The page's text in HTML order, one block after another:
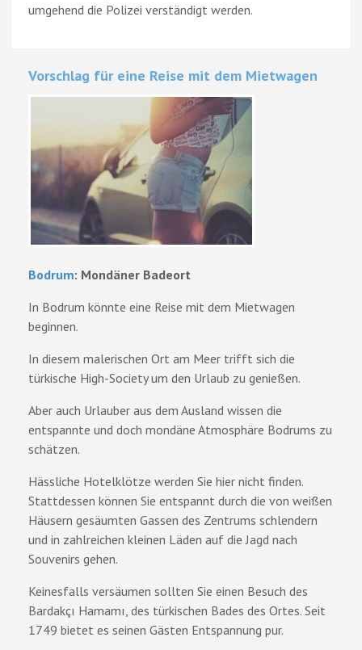
umgehend die Polizei verständigt werden.
Vorschlag für eine Reise mit dem Mietwagen
Bodrum: Mondäner Badeort
In Bodrum könnte eine Reise mit dem Mietwagen
beginnen.
In diesem malerischen Ort am Meer trifft sich die
türkische High-Society um den Urlaub zu genießen.
Aber auch Urlauber aus dem Ausland wissen die
entspannte und doch mondäne Atmosphäre Bodrums zu
schätzen.
Hässliche Hotelklötze werden Sie hier nicht finden.
Stattdessen können Sie entspannt durch die von weißen
Häusern gesäumten Gassen des Zentrums schlendern
und in zahlreichen kleinen Läden auf die Jagd nach
Souvenirs gehen.
Keinesfalls versäumen sollten Sie einen Besuch des
Bardakçı Hamamı, des türkischen Bades des Ortes. Seit
1749 bietet es seinen Gästen Entspannung pur.